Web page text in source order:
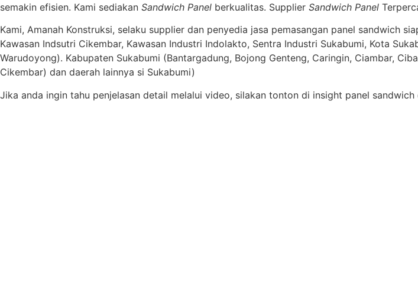
semakin efisien. Kami sediakan Sandwich Panel berkualitas. Supplier Sandwich Panel
Kami, Amanah Konstruksi, selaku supplier dan penyedia jasa pemasangan panel sandwich
Kawasan Indsutri Cikembar, Kawasan Industri Indolakto, Sentra Industri Sukabumi, Kota
Warudoyong). Kabupaten Sukabumi (Bantargadung, Bojong Genteng, Caringin, Ciambar,
Cikembar) dan daerah lainnya si Sukabumi)
Jika anda ingin tahu penjelasan detail melalui video, silakan tonton di insight panel